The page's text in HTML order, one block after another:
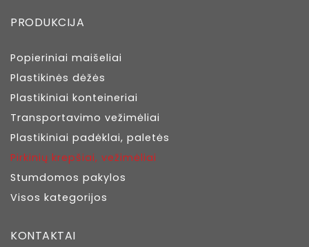
PRODUKCIJA
Popieriniai maišeliai
Plastikinės dėžės
Plastikiniai konteineriai
Transportavimo vežimėliai
Plastikiniai padėklai, paletės
Pirkinių krepšiai, vežimėliai
Stumdomos pakylos
Visos kategorijos
KONTAKTAI